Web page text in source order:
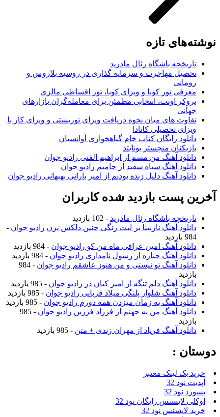
نوشته‌های تازه
تاریخچه باشگاه رئال مادرید
تحصیل مهاجرت و سرمایه گذاری در روسیه بلاروس و
رومانی
معرفی تور کوبا و ویزای کوبا، تور اقساطی مالزی
بروکر اوتت، انتخابی مطمئن برای معامله‌گران بازارهای
جهانی
تفاوت های میان نحوه دریافت ویزای توریستی و ویزای کار با
ویزای تحصیلی کانادا
دانلود رایگان کتاب خام گیاهخواری آوانسیان
بازیکنان منچستر یونایتد
دانلود آهنگ من مسم از ابراهیم الفتی رادیو جوان
دانلود آهنگ سیاه سفید از حامیم رادیو جوان
دانلود آهنگ دلیل زنده بودنم از امیر بارانی بهبهانی رادیو جوان
آخرین پست بازدید شده کاربران
تاریخچه باشگاه رئال مادرید - 102 بازدید
دانلود آهنگ نازنینا بر لبت رنگی چنین دلکش نزن رادیو جوان -
984 بازدید
دانلود آهنگ امین عراقی ماه من کو رادیو جوان - 984 بازدید
دانلود آهنگ جنازه از رسول نامداری رادیو جوان - 984 بازدید
دانلود آهنگ تو نیستی و من هنوز عاشقم رادیو جوان
- 984
بازدید
دانلود آهنگ دلم تنگه از امیر کیان در رادیو جوان - 985 بازدید
دانلود آهنگ شلوار پلنگی میلاد قربانی رادیو جوان - 985 بازدید
دانلود آهنگ یه زمان میزدن همه دورم رادیو جوان - 985 بازدید
دانلود آهنگ من به جهنم از فرزاد فرزین رادیو جوان
- 985
بازدید
دانلود آهنگ فریاد از مهران زندی + متن - 985 بازدید
دوستان :
خرید بک لینک معتبر
آپدیت نود 32
پسورد نود 32
اوکلی لایسنس رایگان نود 32
خرید لایسنس نود 32